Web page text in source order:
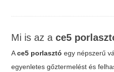
Mi is az ace5
Ace5 porlasztó egy népszerű
egyenletes gőztermelést és